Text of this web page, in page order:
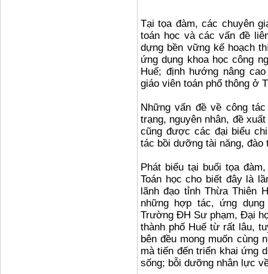
Tại tọa đàm, các chuyên
toán học và các vấn đề
dựng bền vững kế hoạch
ứng dụng khoa học công
Huế; định hướng nâng
giáo viên toán phổ thông ở
Những vấn đề về công
trạng, nguyên nhân, đề
cũng được các đại biểu
tác bồi dưỡng tài năng, đào
Phát biểu tại buổi tọa
Toán học cho biết đây là
lãnh đạo tỉnh Thừa Thiên
những hợp tác, ứng
Trường ĐH Sư phạm, Đại
thành phố Huế từ rất lâu,
bên đều mong muốn cùng
mà tiến đến triển khai ứng
sống; bỗi dưỡng nhân lực